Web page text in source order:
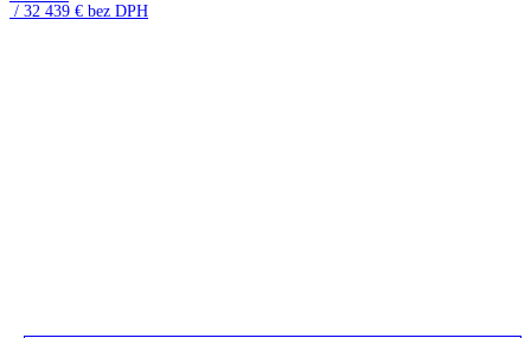
/ 32 439 € bez DPH